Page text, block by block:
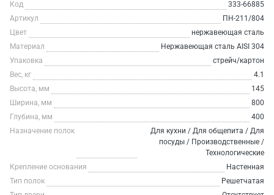
Код
333-66885
Артикул
ПН-211/804
Цвет
нержавеющая сталь
Материал
Нержавеющая сталь AISI 304
Упаковка
стрейч/картон
Вес, кг
4.1
Высота, мм
145
Ширина, мм
800
Глубина, мм
400
Назначение полок
Для кухни / Для общепита / Для
посуды / Производственные /
Технологические
Крепление основания
Настенная
Тип полок
Решетчатая